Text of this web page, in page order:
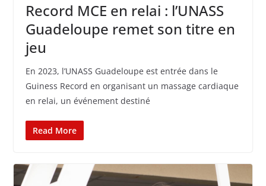
Record MCE en relai : l’UNASS
Guadeloupe remet son titre en
jeu
En 2023, l’UNASS Guadeloupe est entrée dans le
Guiness Record en organisant un massage cardiaque
en relai, un événement destiné
Read More